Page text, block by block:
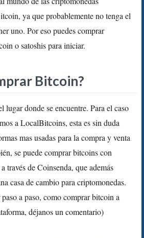
ya que probablemente no tenga el
uno. Por eso puedes comprar
o satoshis para iniciar.
Bitcoin?
lugar donde se encuentre. Para el caso
a LocalBitcoins, esta es sin duda
mas usadas para la compra y venta
se puede comprar bitcoins con
través de Coinsenda, que además
casa de cambio para criptomonedas.
paso a paso, como comprar bitcoin a
déjanos un comentario)